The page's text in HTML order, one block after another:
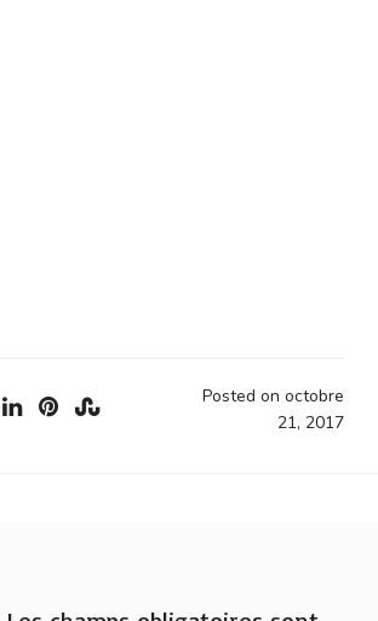
Posted on octobre
21, 2017